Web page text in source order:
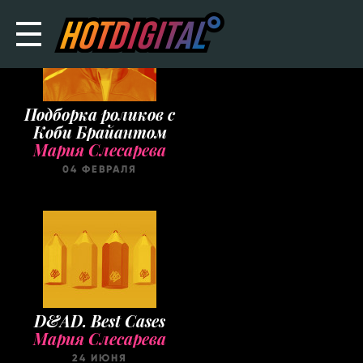
Подборка роликов с
Коби Брайантом
Мария Слесарева
04 ФЕВРАЛЯ
D&AD. Best Cases
Мария Слесарева
24 ИЮНЯ